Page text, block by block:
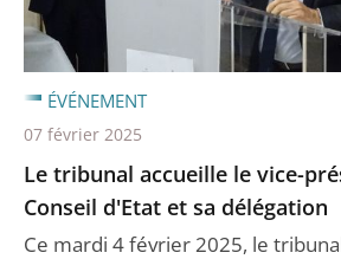
Le tribunal accueille le vice-
Conseil d'Etat et sa délégation
Ce mardi 4 février 2025, le
ÉVÉNEMENT
07 février 2025